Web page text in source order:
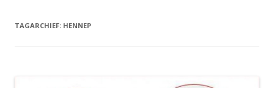
TAGARCHIEF: HENNEP